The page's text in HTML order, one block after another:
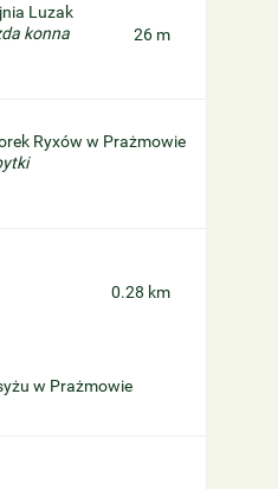
Luzak
konna
26 m
Ryxów w Prażmowie
0.28 km
w Prażmowie